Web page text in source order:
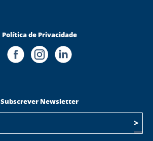
Política de Privacidade
Subscrever Newsletter
>